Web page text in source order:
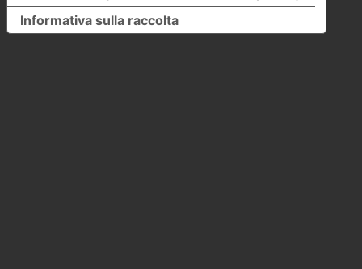
Informativa sulla raccolta